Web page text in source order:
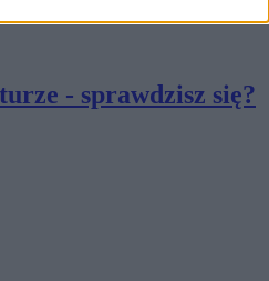
- sprawdzisz się?